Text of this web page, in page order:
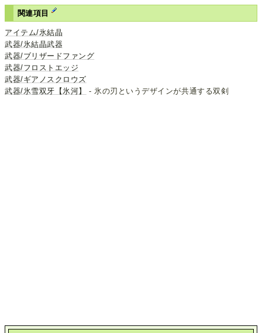
関連項目
アイテム/氷結晶
武器/氷結晶武器
武器/ブリザードファング
武器/フロストエッジ
武器/ギアノスクロウズ
武器/氷雪双牙【氷河】
- 氷の刃というデザインが共通する双剣